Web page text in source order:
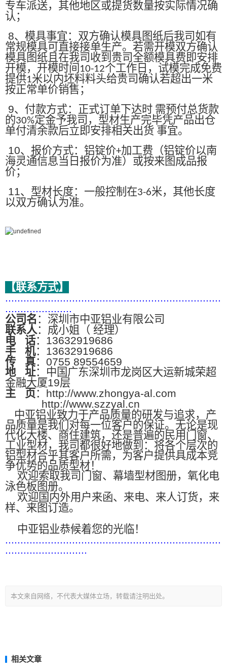
专车派送，其他地区或提货数量按实际情况确
认；
8、模具事宜：双方确认模具图纸后我司如有
常规模具可直接接单生产。若需开模双方确认
模具图纸且在我司收到贵司全额模具费即安排
开模，开模时间 10-12个工作日，试模完成免费
提供1米以内坯料料头给贵司确认若超出一米
按正常单价销售；
9、付款方式：正式订单下达时 需预付总货款
的30%定金予我司，型材生产完毕凭产品出仓
单付清余款后立即安排相关出货 事宜。
10、报价方式：铝锭价+加工费（铝锭价以南
海灵通信息当日报价为准）或按来图成品报
价；
11、型材长度：一般控制在3-6米，其他长度
以双方确认为准。
【联系方式】
.......................................................................
......................
公司名 ：深圳市中亚铝业有限公司
联系人：成小姐（ 经理）
电
话：13632919686
手 机：13632919686
传
真：0755 89554659
地
址：中国广东深圳市龙岗区大运新城荣超
金融大厦19层
主
页：http://www.zhongya-al.com
http://www.szzyal.cn
中亚铝业致力于产品质量的研发与追求，产
品质量是我们对每一位客户的保证。无论是现
代化大楼、商住建筑，还是普遍的民用门窗、
工业型材，我司都很好地做到：将各个层次的
铝型材合乎其客户所需，为客户提供具成本竞
争优势的品质型材！
欢迎索取我司门窗、幕墙型材图册，氧化电
泳色板图册。
欢迎国内外用户来函、来电、来人订货，来
样、来图订造。
中亚铝业恭候着您的光临！
.......................................................................
...........................
本文来自网络，不代表大媒体立场，转载请注明出处。
相关文章